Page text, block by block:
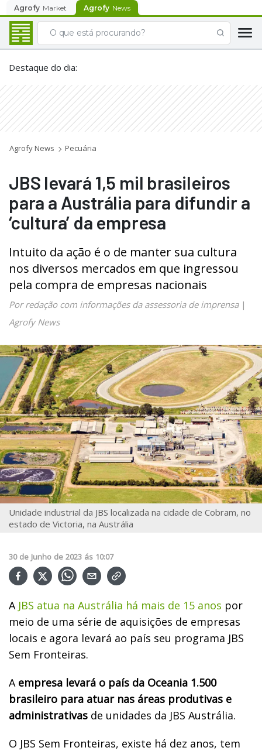
Agrofy Market Agrofy News
Destaque do dia:
Agrofy News Pecuária
JBS levará 1,5 mil brasileiros
para a Austrália para difundir a
‘cultura’ da empresa
Intuito da ação é o de manter sua cultura
nos diversos mercados em que ingressou
pela compra de empresas nacionais
Por redação com informações da assessoria de imprensa|
Agrofy News
Unidade industrial da JBS localizada na cidade de Cobram, no
estado de Victoria, na Austrália
30 de Junho de 2023 ás 10:07
A JBS atua na Austrália há mais de 15 anos por
meio de uma série de aquisições de empresas
locais e agora levará ao país seu programa JBS
Sem Fronteiras.
A empresa levará o país da Oceania 1.500
brasileiro para atuar nas áreas produtivas e
administrativas de unidades da JBS Austrália.
O JBS Sem Fronteiras, existe há dez anos, tem